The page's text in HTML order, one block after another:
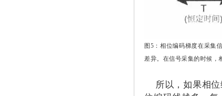
图5：相位编码梯度在采集
差异。在信号采集的时候，
所以，如果相位